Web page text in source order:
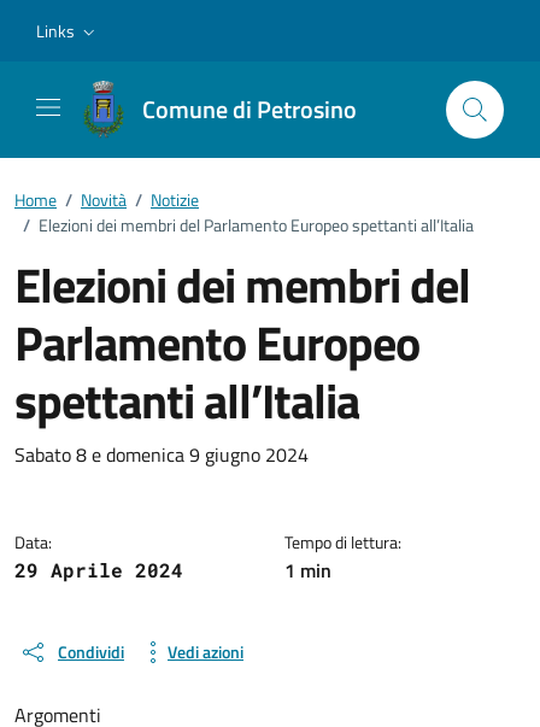
Links
Comune di Petrosino
Home / Novità / Notizie
/ Elezioni dei membri del Parlamento Europeo spettanti all’Italia
Elezioni dei membri del
Parlamento Europeo
spettanti all’Italia
Dettagli della notizia
Sabato 8 e domenica 9 giugno 2024
Data:
29 Aprile 2024
Tempo di lettura:
1 min
Condividi Vedi azioni
Argomenti